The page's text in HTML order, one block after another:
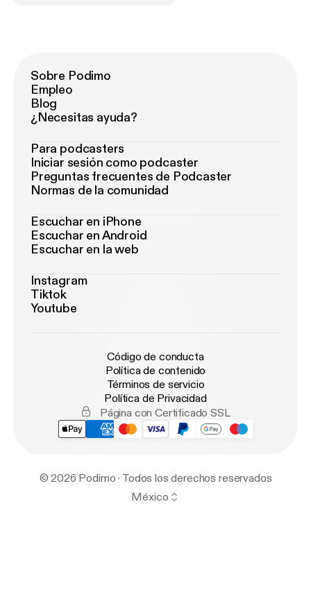
Sobre Podimo
Empleo
Blog
¿Necesitas ayuda?
Para podcasters
Iniciar sesión como podcaster
Preguntas frecuentes de Podcaster
Normas de la comunidad
Escuchar en iPhone
Escuchar en Android
Escuchar en la web
Instagram
Tiktok
Youtube
Código de conducta
Política de contenido
Términos de servicio
Política de Privacidad
Página con Certificado SSL
© 2026 Podimo · Todos los derechos reservados
México